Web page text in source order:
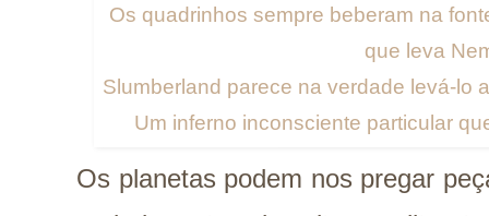
Os quadrinhos sempre beberam na
que leva
Slumberland parece na verdade levá-lo
Um inferno inconsciente particular
Os planetas podem nos pregar